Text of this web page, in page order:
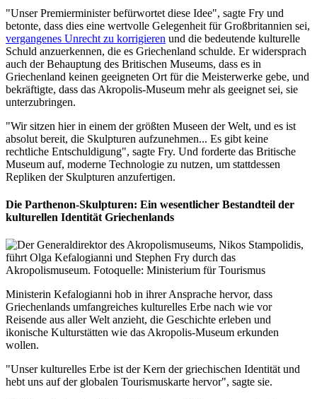
"Unser Premierminister befürwortet diese Idee", sagte Fry und
betonte, dass dies eine wertvolle Gelegenheit für Großbritannien sei,
vergangenes Unrecht zu korrigieren und die bedeutende kulturelle
Schuld anzuerkennen, die es Griechenland schulde. Er widersprach
auch der Behauptung des Britischen Museums, dass es in
Griechenland keinen geeigneten Ort für die Meisterwerke gebe, und
bekräftigte, dass das Akropolis-Museum mehr als geeignet sei, sie
unterzubringen.
"Wir sitzen hier in einem der größten Museen der Welt, und es ist
absolut bereit, die Skulpturen aufzunehmen... Es gibt keine
rechtliche Entschuldigung", sagte Fry. Und forderte das Britische
Museum auf, moderne Technologie zu nutzen, um stattdessen
Repliken der Skulpturen anzufertigen.
Die Parthenon-Skulpturen: Ein wesentlicher Bestandteil der
kulturellen Identität Griechenlands
Ministerin Kefalogianni hob in ihrer Ansprache hervor, dass
Griechenlands umfangreiches kulturelles Erbe nach wie vor
Reisende aus aller Welt anzieht, die Geschichte erleben und
ikonische Kulturstätten wie das Akropolis-Museum erkunden
wollen.
"Unser kulturelles Erbe ist der Kern der griechischen Identität und
hebt uns auf der globalen Tourismuskarte hervor", sagte sie.